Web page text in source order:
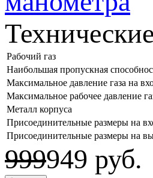
Рабочий газ
Наибольшая пропускная
Максимальное давление газа на
Максимальное рабочее давление
Металл корпуса
Присоединительные размеры на
Присоединительные размеры на
999949 руб.